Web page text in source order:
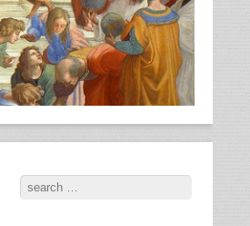
Search